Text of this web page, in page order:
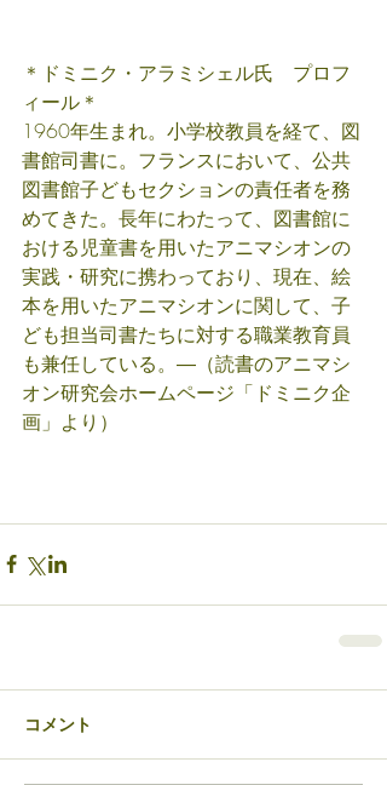
＊ドミニク・アラミシェル氏　プロフ
ィール＊
1960年生まれ。小学校教員を経て、図
書館司書に。フランスにおいて、公共
図書館子どもセクションの責任者を務
めてきた。長年にわたって、図書館に
おける児童書を用いたアニマシオンの
実践・研究に携わっており、現在、絵
本を用いたアニマシオンに関して、子
ども担当司書たちに対する職業教育員
も兼任している。―（読書のアニマシ
オン研究会ホームページ「ドミニク企
画」より）
コメント